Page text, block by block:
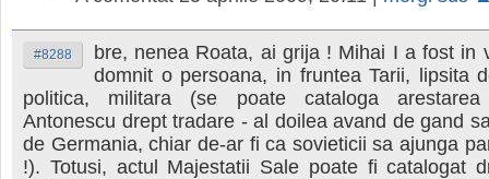
#8288
bre, nenea Roata, ai grija ! Mihai I a fost in
domnit o persoana, in fruntea Tarii, lipsita
politica, militara (se poate cataloga arestarea
Antonescu drept tradare - al doilea avand de gand
de Germania, chiar de-ar fi ca sovieticii sa ajunga
!). Totusi, actul Majestatii Sale poate fi catalogat